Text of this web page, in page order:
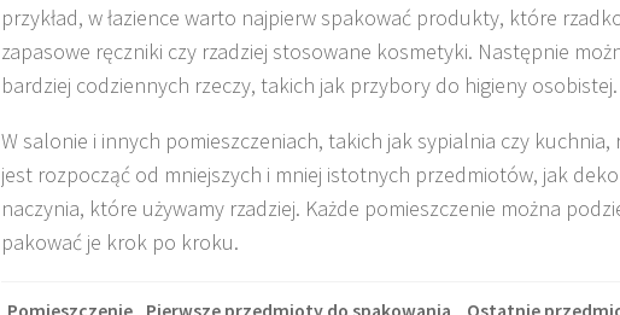
przykład, w łazience warto najpierw spakować produkty, które
zapasowe ręczniki czy rzadziej stosowane kosmetyki. Następnie
bardziej codziennych rzeczy, takich jak przybory do higieny osobistej.
W salonie i innych pomieszczeniach, takich jak sypialnia czy kuchnia,
jest rozpocząć od mniejszych i mniej istotnych przedmiotów, jak
naczynia, które używamy rzadziej. Każde pomieszczenie można
pakować je krok po kroku.